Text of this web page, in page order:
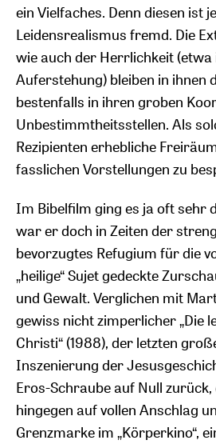
ein Vielfaches. Denn diesen ist
Leidensrealismus fremd. Die
wie auch der Herrlichkeit
Auferstehung) bleiben in ihnen
bestenfalls in ihren groben
Unbestimmtheitsstellen. Als
Rezipienten erhebliche
fasslichen Vorstellungen zu
Im Bibelfilm ging es ja oft sehr
war er doch in Zeiten der
bevorzugtes Refugium für die
„heilige“ Sujet gedeckte
und Gewalt. Verglichen mit
gewiss nicht zimperlicher „Die
Christi“ (1988), der letzten
Inszenierung der
Eros-Schraube auf Null
hingegen auf vollen Anschlag
Grenzmarke im „Körperkino“,